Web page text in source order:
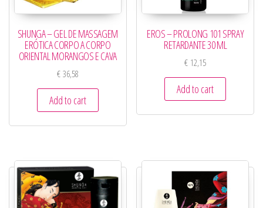
SHUNGA – GEL DE MASSAGEM
ERÓTICA CORPO A CORPO
ORIENTAL MORANGOS E CAVA
€36,58
Add to cart
EROS – PROLONG 101 SPRAY
RETARDANTE 30 ML
€ 12,15
Add to cart